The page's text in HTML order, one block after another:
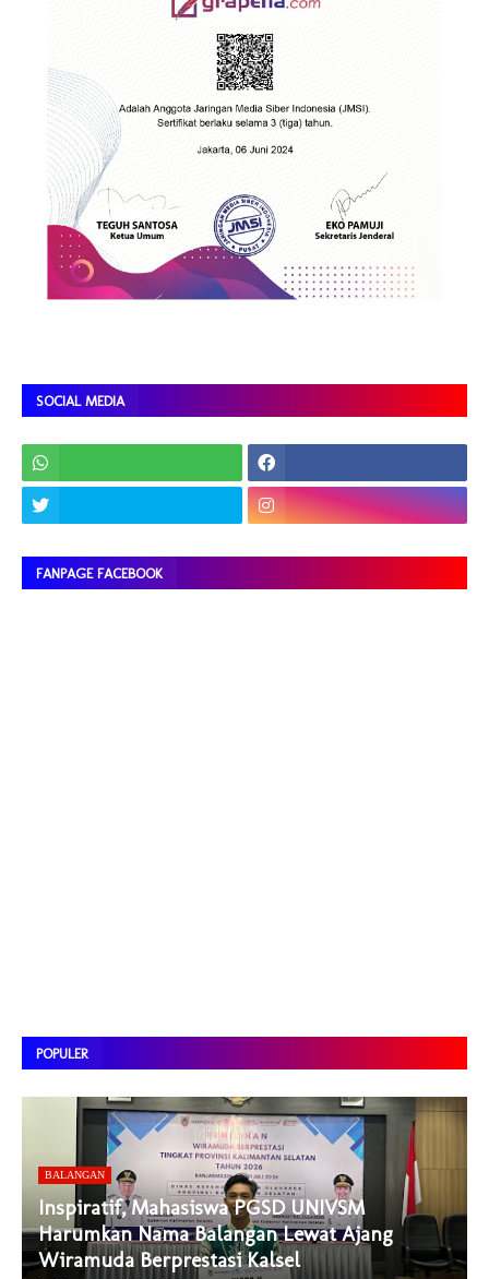
SOCIAL MEDIA
FANPAGE FACEBOOK
POPULER
BALANGAN
Inspiratif, Mahasiswa PGSD UNIVSM
Harumkan Nama Balangan Lewat Ajang
Wiramuda Berprestasi Kalsel